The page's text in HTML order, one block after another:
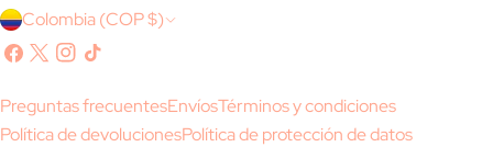
P
a
í
s
Colombia (COP $)
Facebook
X
Instagram
Tik
Preguntas frecuentesEnvíosTérminos y condiciones
Política de devolucionesPolítica de protección de datos